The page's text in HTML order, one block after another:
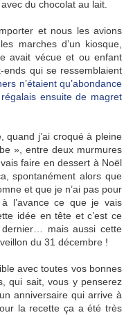
du chocolat au lait.
et nous les avions
marches d’un kiosque,
avait vécue et ou enfant
ends qui se ressemblaient
n’étaient qu’abondance
ensuite de magret
quand j’ai croqué à pleine
», entre deux murmures
vais faire en dessert à Noël
spontanément alors que
et que je n’ai pas pour
l’avance ce que je vais
idée en tête et c’est ce
mais aussi cette
du 31 décembre !
avec toutes vos bonnes
qui sait, vous y penserez
anniversaire qui arrive à
la recette ça a été très